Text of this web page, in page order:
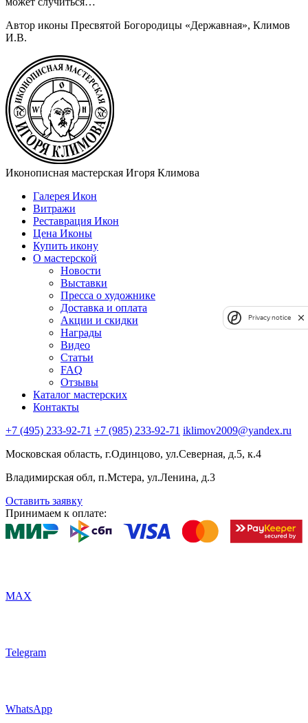
Автор иконы Пресвятой Богородицы «Державная», Климов
И.В.
Иконописная мастерская Игоря Климова
Галерея Икон
Витражи
Реставрация Икон
Цена Иконы
Купить икону
О мастерской
Новости
Выставки
Пресса о художнике
Доставка и оплата
Акции и скидки
Награды
Видео
Статьи
FAQ
Отзывы
Каталог мастерских
Контакты
+7 (495) 233-92-71 +7 (985) 233-92-71 iklimov2009@yandex.ru
Московская область, г.Одинцово, ул.Северная, д.5, к.4
Владимирская обл, п.Мстера, ул.Ленина, д.3
Оставить заявку
Принимаем к оплате:
MAX
Telegram
WhatsApp
Privacy notice